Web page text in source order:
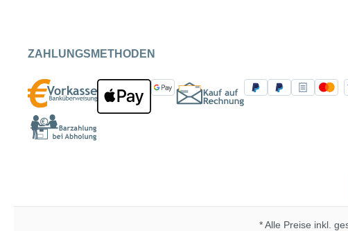
ZAHLUNGSMETHODEN
* Alle Preise inkl.